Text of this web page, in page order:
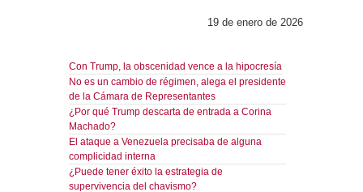
19 de enero de 2026
Con Trump, la obscenidad vence a la hipocresía
No es un cambio de régimen, alega el presidente
de la Cámara de Representantes
¿Por qué Trump descarta de entrada a Corina
Machado?
El ataque a Venezuela precisaba de alguna
complicidad interna
¿Puede tener éxito la estrategia de
supervivencia del chavismo?